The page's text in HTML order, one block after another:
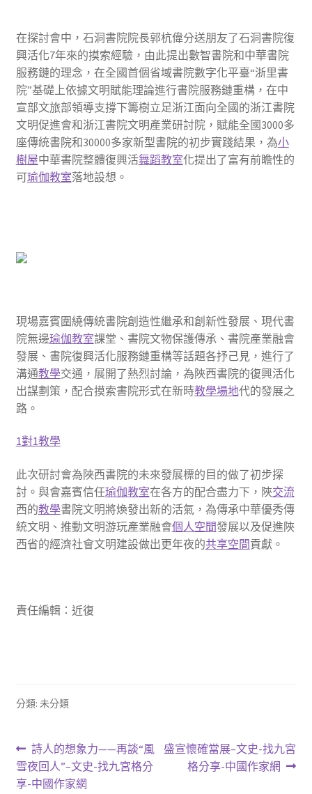
在探討會中，石洞書院院長郭杭偉分送朋友了石洞書院復
興活化7年來的摸索經驗，由此提出數智書院和中華書院
服務鏈的理念，在全國首個省域書院數字化平臺“浙里書
院”基礎上依據文明賦能理論進行書院服務鏈重構，在中
宣部文旅部領導支撐下籌樹立足浙江面向全國的浙江書院
文明促進會和浙江書院文明產業研討院，賦能全國3000多
座傳統書院和30000多家新型書院的初步實踐結果，為小
樹屋中華書院整體復興活舞蹈教室化提出了富有前瞻性的
可瑜伽教室落地設想。
現場嘉賓圍繞傳統書院創造性繼承和創新性發展、現代書
院無邊瑜伽教室課堂、書院文物保護傳承、書院產業融會
發展、書院復興活化服務鏈重構等話題各抒己見，進行了
溝通教學交通，展開了熱烈討論，為陜西書院的復興活化
出謀劃策，配合摸索書院形式在新時教學場地代的發展之
路。
1對1教學
此次研討會為陜西書院的未來發展標的目的做了初步探
討。與會嘉賓信任瑜伽教室在各方的配合盡力下，陜交流
西的教學書院文明將煥發出新的活氣，為傳承中華優秀傳
統文明、推動文明游玩產業融會個人空間發展以及促進陜
西省的經濟社會文明建設做出更年夜的共享空間貢獻。
責任編輯：近復
分類: 未分類
文
章
上
一
篇
詩人的想象力——再談“風
雪夜回人”–文史-找九宮格分
享-中國作家網
下
盛宣懷確當展–文史-找九宮
格分享-中國作家網